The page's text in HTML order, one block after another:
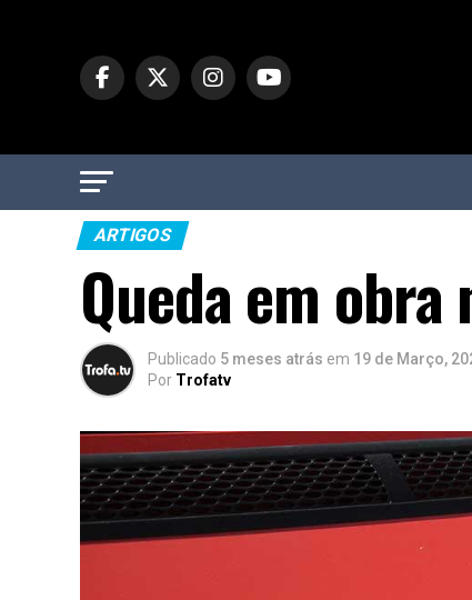
ARTIGOS
Queda em
Publicado 5 meses atrás em 19 de Março,
Por Trofatv